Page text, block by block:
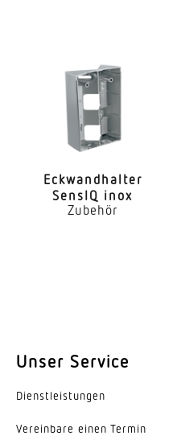
Eckwand­halter
SensIQ inox
Zubehör
Unser Service
Dienst­leis­tungen
Vereinbare einen Termin